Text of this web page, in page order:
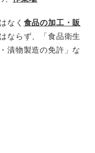
なく 食品の加工・販
ならず、「食品衛生
漬物製造の免許」な